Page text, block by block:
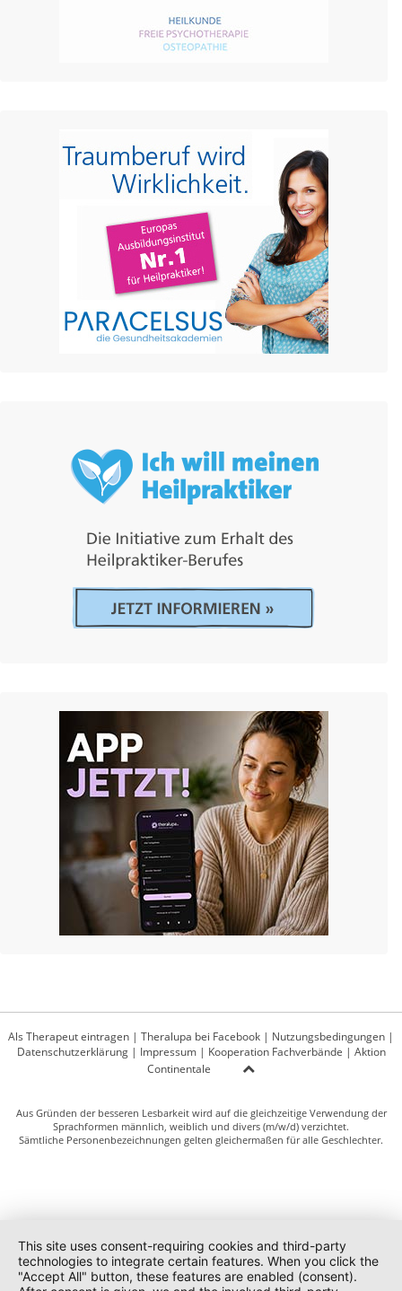
Als Therapeut eintragen | Theralupa bei Facebook | Nutzungsbedingungen |
Datenschutzerklärung| Impressum| Kooperation Fachverbände | Aktion
Continentale
Aus Gründen der besseren Lesbarkeit wird auf die gleichzeitige Verwendung der
Sprachformen männlich, weiblich und divers (m/w/d) verzichtet.
Sämtliche Personenbezeichnungen gelten gleichermaßen für alle Geschlechter.
This site uses consent-requiring cookies and third-party
technologies to integrate certain features. When you click the
"Accept All" button, these features are enabled (consent).